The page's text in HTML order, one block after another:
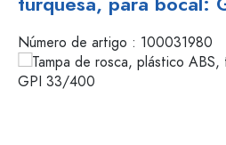
Número de artigo : 100031980